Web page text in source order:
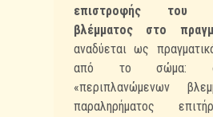
επιστροφής του
βλέμματος στο
αναδύεται ως
από το σώμα:
«περιπλανώμενων
παραληρήματος